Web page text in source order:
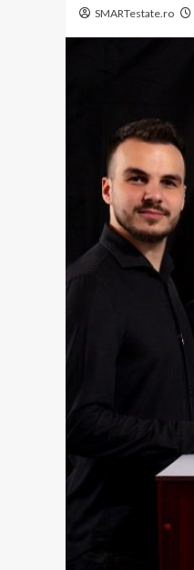
SMARTestate.ro